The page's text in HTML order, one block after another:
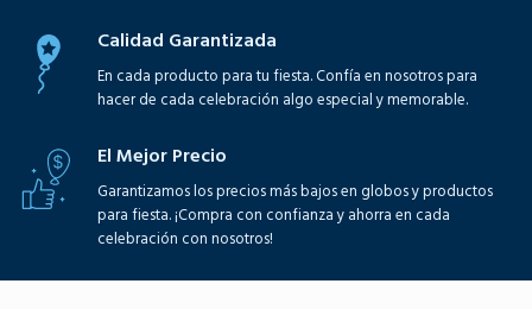
Calidad Garantizada
En cada producto para tu fiesta. Confía en nosotros para
hacer de cada celebración algo especial y memorable.
El Mejor Precio
Garantizamos los precios más bajos en globos y productos
para fiesta. ¡Compra con confianza y ahorra en cada
celebración con nosotros!